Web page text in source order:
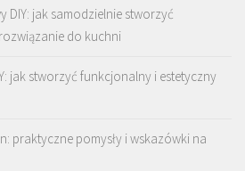
DIY: jak samodzielnie stworzyć
do kuchni
jak stworzyć funkcjonalny i estetyczny
praktyczne pomysły i wskazówki na